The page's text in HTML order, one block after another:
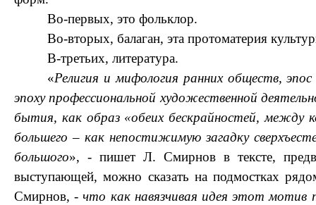
Во-первых, это фольклор.
Во-вторых, балаган, эта протоматерия
В-третьих, литература.
«Религия и мифология ранних обществ,
эпоху профессиональной художественной
бытия, как образ «обеих бескрайностей, между
большего – как непостижимую загадку
большого», - пишет Л. Смирнов в тексте,
выступающей, можно сказать на подмостках
Смирнов, -что как навязчивая идея этот мотив